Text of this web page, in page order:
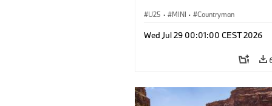
U25 · MINI · Countryman
Wed Jul 29 00:01:00 CEST 2026